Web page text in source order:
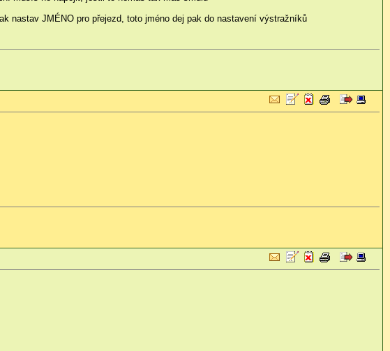
nastav JMÉNO pro přejezd, toto jméno dej pak do nastavení výstražníků